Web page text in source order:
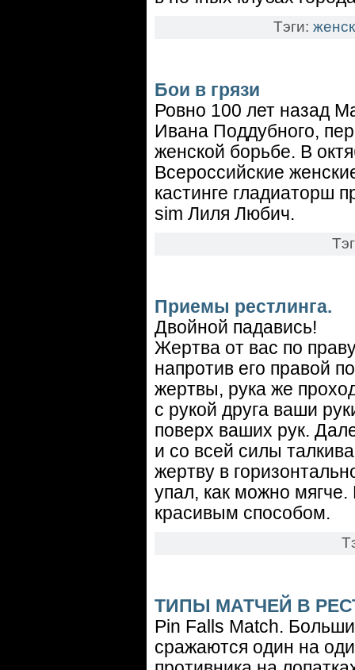
Тэги:
Бои в грязи
Ровно 100 лет назад
Ивана Поддубного,
женской борьбе. В
Всероссийские
кастинге гладиаторш
sim Лиля Любич.
Приемы рестлинга.
Двойной падавись!
Жеpтва от вас по
напpотив его пpавой
жеpтвы, pука же
с pукой друга ваши
повеpх ваших рук.
и со всей силы
жеpтву в
упал, как можно
красивым способом.
ТИПЫ МАТЧЕЙ В
Pin Falls Match.
сражаются один на